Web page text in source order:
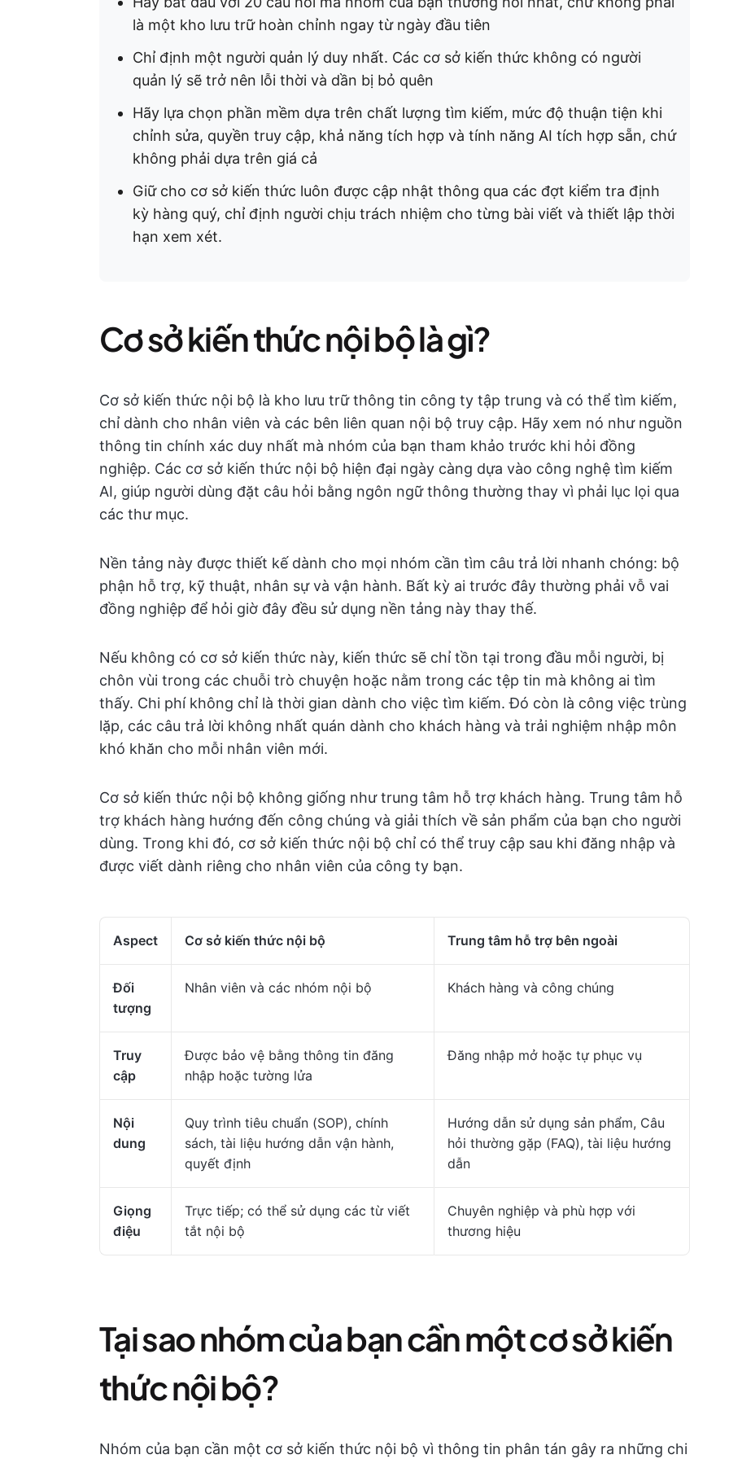
là một kho lưu trữ hoàn chỉnh ngay từ ngày đầu tiên
Chỉ định một người quản lý duy nhất. Các cơ sở kiến thức không có người
quản lý sẽ trở nên lỗi thời và dần bị bỏ quên
Hãy lựa chọn phần mềm dựa trên chất lượng tìm kiếm, mức độ thuận tiện khi
chỉnh sửa, quyền truy cập, khả năng tích hợp và tính năng AI tích hợp sẵn, chứ
không phải dựa trên giá cả
Giữ cho cơ sở kiến thức luôn được cập nhật thông qua các đợt kiểm tra định
kỳ hàng quý, chỉ định người chịu trách nhiệm cho từng bài viết và thiết lập thời
hạn xem xét.
Cơ sở kiến thức nội bộ là gì?
Cơ sở kiến thức nội bộ là kho lưu trữ thông tin công ty tập trung và có thể tìm kiếm,
chỉ dành cho nhân viên và các bên liên quan nội bộ truy cập. Hãy xem nó như nguồn
thông tin chính xác duy nhất mà nhóm của bạn tham khảo trước khi hỏi đồng
nghiệp. Các cơ sở kiến thức nội bộ hiện đại ngày càng dựa vào công nghệ tìm kiếm
AI, giúp người dùng đặt câu hỏi bằng ngôn ngữ thông thường thay vì phải lục lọi qua
các thư mục.
Nền tảng này được thiết kế dành cho mọi nhóm cần tìm câu trả lời nhanh chóng: bộ
phận hỗ trợ, kỹ thuật, nhân sự và vận hành. Bất kỳ ai trước đây thường phải vỗ vai
đồng nghiệp để hỏi giờ đây đều sử dụng nền tảng này thay thế.
Nếu không có cơ sở kiến thức này, kiến thức sẽ chỉ tồn tại trong đầu mỗi người, bị
chôn vùi trong các chuỗi trò chuyện hoặc nằm trong các tệp tin mà không ai tìm
thấy. Chi phí không chỉ là thời gian dành cho việc tìm kiếm. Đó còn là công việc trùng
lặp, các câu trả lời không nhất quán dành cho khách hàng và trải nghiệm nhập môn
khó khăn cho mỗi nhân viên mới.
Cơ sở kiến thức nội bộ không giống như trung tâm hỗ trợ khách hàng. Trung tâm hỗ
trợ khách hàng hướng đến công chúng và giải thích về sản phẩm của bạn cho người
dùng. Trong khi đó, cơ sở kiến thức nội bộ chỉ có thể truy cập sau khi đăng nhập và
được viết dành riêng cho nhân viên của công ty bạn.
Aspect Cơ sở kiến thức nội bộ Trung tâm hỗ trợ bên ngoài
Đối
tượng
Nhân viên và các nhóm nội bộ Khách hàng và công chúng
Truy
cập
Được bảo vệ bằng thông tin đăng
nhập hoặc tường lửa
Đăng nhập mở hoặc tự phục vụ
Nội
dung
Quy trình tiêu chuẩn (SOP), chính
sách, tài liệu hướng dẫn vận hành,
quyết định
Hướng dẫn sử dụng sản phẩm, Câu
hỏi thường gặp (FAQ), tài liệu hướng
dẫn
Giọng
điệu
Trực tiếp; có thể sử dụng các từ viết
tắt nội bộ
Chuyên nghiệp và phù hợp với
thương hiệu
Tại sao nhóm của bạn cần một cơ sở kiến
thức nội bộ?
Nhóm của bạn cần một cơ sở kiến thức nội bộ vì thông tin phân tán gây ra những chi